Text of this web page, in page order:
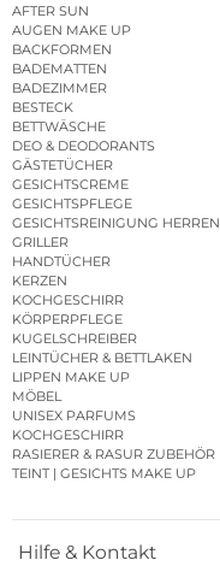
AFTER SUN
AUGEN MAKE UP
BACKFORMEN
BADEMATTEN
BADEZIMMER
BESTECK
BETTWÄSCHE
DEO & DEODORANTS
GÄSTETÜCHER
GESICHTSCREME
GESICHTSPFLEGE
GESICHTSREINIGUNG HERREN
GRILLER
HANDTÜCHER
KERZEN
KOCHGESCHIRR
KÖRPERPFLEGE
KUGELSCHREIBER
LEINTÜCHER & BETTLAKEN
LIPPEN MAKE UP
MÖBEL
UNISEX PARFUMS
KOCHGESCHIRR
RASIERER & RASUR ZUBEHÖR
TEINT | GESICHTS MAKE UP
Hilfe & Kontakt